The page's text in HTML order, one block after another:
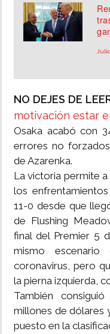
NO DEJES DE
motivación estar
Osaka acabó con
errores no
de Azarenka.
La victoria permite a
los
11-0 desde que
de Flushing
final del Premier 5
mismo
coronavirus, pero
la pierna izquierda,
También
millones de dólares
puesto en la